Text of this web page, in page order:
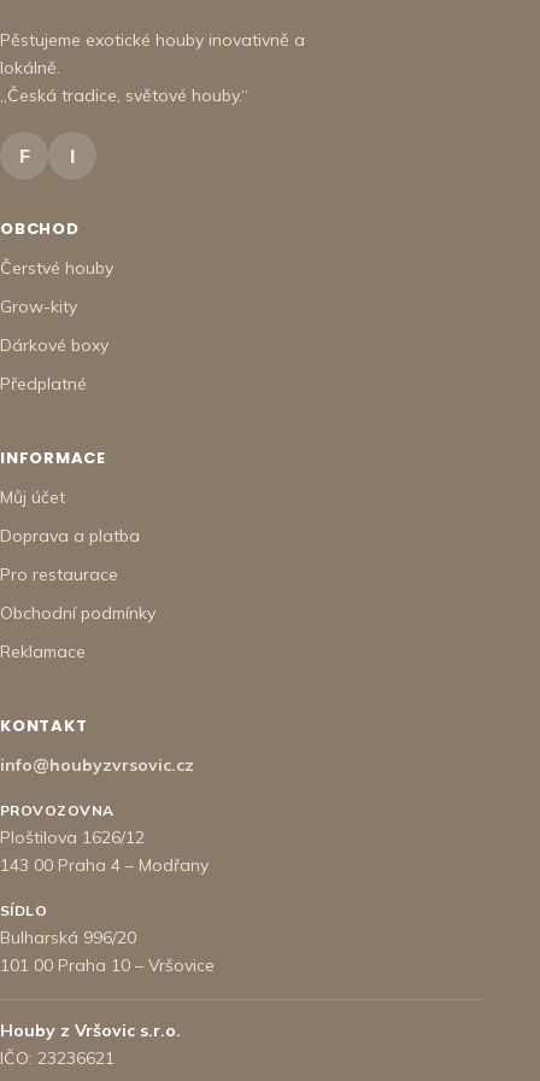
Pěstujeme exotické houby inovativně a
lokálně.
„Česká tradice, světové houby.“
F I
OBCHOD
Čerstvé houby
Grow-kity
Dárkové boxy
Předplatné
INFORMACE
Můj účet
Doprava a platba
Pro restaurace
Obchodní podmínky
Reklamace
KONTAKT
info@houbyzvrsovic.cz
PROVOZOVNA
Ploštilova 1626/12
143 00 Praha 4 – Modřany
SÍDLO
Bulharská 996/20
101 00 Praha 10 – Vršovice
Houby z Vršovic s.r.o.
IČO: 23236621